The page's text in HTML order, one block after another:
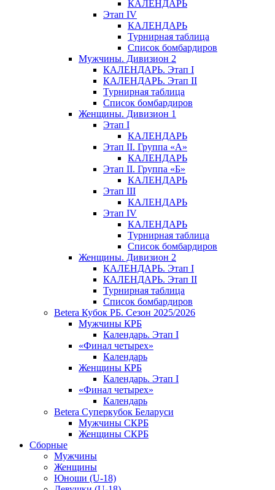
КАЛЕНДАРЬ
Этап IV
КАЛЕНДАРЬ
Турнирная таблица
Список бомбардиров
Мужчины. Дивизион 2
КАЛЕНДАРЬ. Этап I
КАЛЕНДАРЬ. Этап II
Турнирная таблица
Список бомбардиров
Женщины. Дивизион 1
Этап I
КАЛЕНДАРЬ
Этап II. Группа «А»
КАЛЕНДАРЬ
Этап II. Группа «Б»
КАЛЕНДАРЬ
Этап III
КАЛЕНДАРЬ
Этап IV
КАЛЕНДАРЬ
Турнирная таблица
Список бомбардиров
Женщины. Дивизион 2
КАЛЕНДАРЬ. Этап I
КАЛЕНДАРЬ. Этап II
Турнирная таблица
Список бомбардиров
Betera Кубок РБ. Сезон 2025/2026
Мужчины КРБ
Календарь. Этап I
«Финал четырех»
Календарь
Женщины КРБ
Календарь. Этап I
«Финал четырех»
Календарь
Betera Суперкубок Беларуси
Мужчины СКРБ
Женщины СКРБ
Сборные
Мужчины
Женщины
Юноши (U-18)